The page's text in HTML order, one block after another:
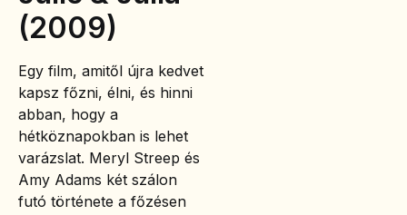
(2009)
Egy film, amitől újra kedvet
kapsz főzni, élni, és hinni
abban, hogy a
hétköznapokban is lehet
varázslat. Meryl Streep és
Amy Adams két szálon
futó története a főzésen